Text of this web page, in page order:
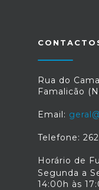
Rua do
Famalicão
Email:
Telefone:
Horário de
Segunda a
14:00h às